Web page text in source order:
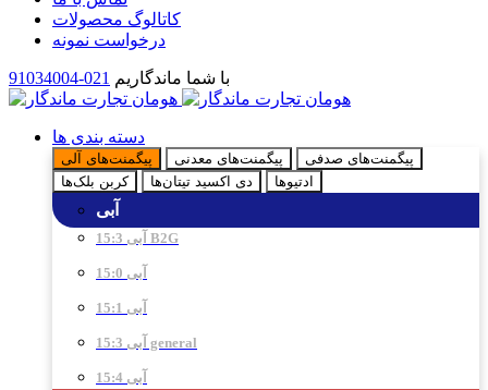
کاتالوگ محصولات
درخواست نمونه
با شما ماندگاریم 021-91034004
دسته بندی ها
پیگمنت‌های آلی پیگمنت‌های معدنی
پیگمنت‌های صدفی
کربن بلک‌ها
دی اکسید تیتان‌ها ادتیو‌ها
آبی
آبی 15:3 B2G
آبی 15:0
آبی 15:1
آبی 15:3 general
آبی 15:4